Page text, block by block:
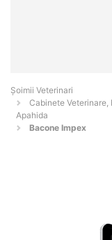
Șoimii Veterinari
Cabinete Veterinare,
Apahida
Bacone Impex